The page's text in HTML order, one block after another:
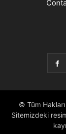
© Tüm
Sitemizdeki